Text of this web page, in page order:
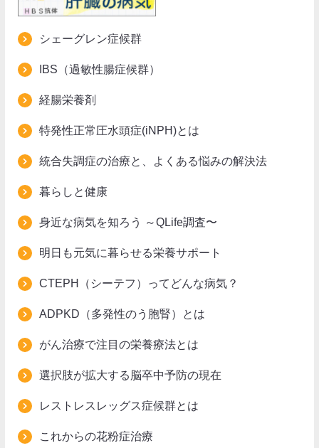
シェーグレン症候群
IBS（過敏性腸症候群）
経腸栄養剤
特発性正常圧水頭症(iNPH)とは
統合失調症の治療と、よくある悩みの解決法
暮らしと健康
身近な病気を知ろう ～QLife調査〜
明日も元気に暮らせる栄養サポート
CTEPH（シーテフ）ってどんな病気？
ADPKD（多発性のう胞腎）とは
がん治療で注目の栄養療法とは
選択肢が拡大する脳卒中予防の現在
レストレスレッグス症候群とは
これからの花粉症治療